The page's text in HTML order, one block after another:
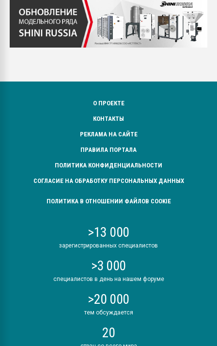
О ПРОЕКТЕ
КОНТАКТЫ
РЕКЛАМА НА САЙТЕ
ПРАВИЛА ПОРТАЛА
ПОЛИТИКА КОНФИДЕНЦИАЛЬНОСТИ
СОГЛАСИЕ НА ОБРАБОТКУ ПЕРСОНАЛЬНЫХ ДАННЫХ
ПОЛИТИКА В ОТНОШЕНИИ ФАЙЛОВ COOKIE
>13 000
зарегистрированных специалистов
>3 000
специалистов в день на нашем форуме
>20 000
тем обсуждается
20